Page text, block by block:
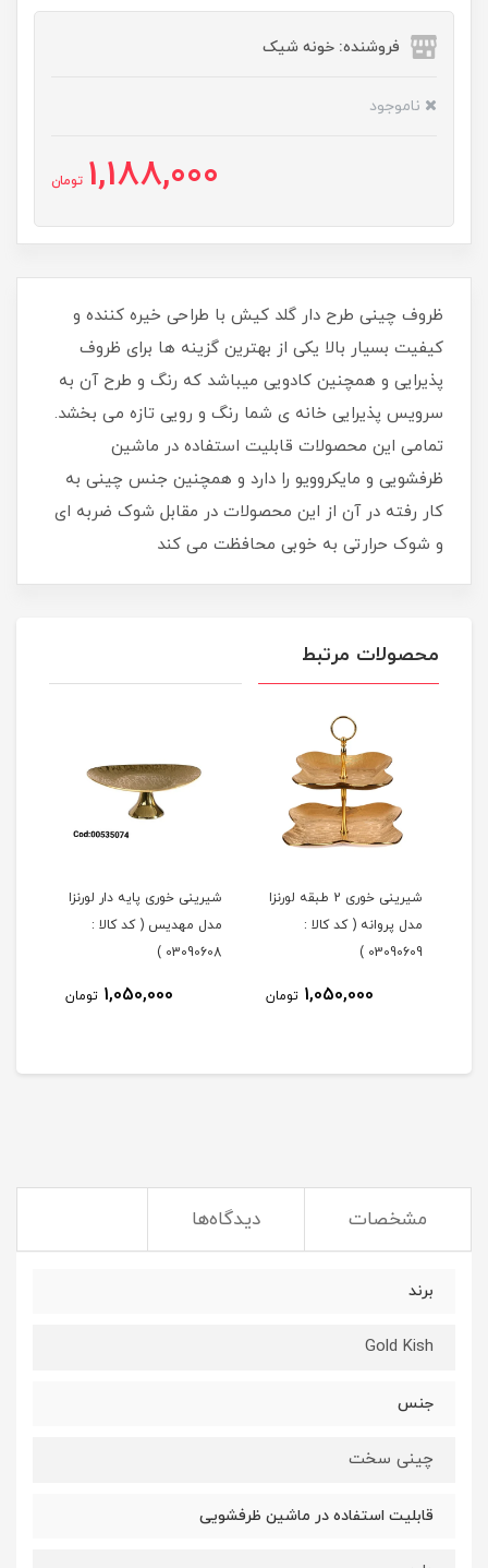
فروشنده: خونه شیک
ناموجود
1,188,000 تومان
ظروف چینی طرح دار گلد کیش با طراحی خیره کننده و
کیفیت بسیار بالا یکی از بهترین گزینه ها برای ظروف
پذیرایی و همچنین کادویی میباشد که رنگ و طرح آن به
سرویس پذیرایی خانه ی شما رنگ و رویی تازه می بخشد.
تمامی این محصولات قابلیت استفاده در ماشین
ظرفشویی و مایکروویو را دارد و همچنین جنس چینی به
کار رفته در آن از این محصولات در مقابل شوک ضربه ای
و شوک حرارتی به خوبی محافظت می کند
محصولات مرتبط
شیرینی خوری 2 طبقه لورنزا
مدل پروانه ( کد کالا :
03090609 )
1,050,000 تومان
شیرینی خوری پایه دار لورنزا
مدل مهدیس ( کد کالا :
03090608 )
1,050,000 تومان
مشخصات دیدگاه‌ها
برند
Gold Kish
جنس
چینی سخت
قابلیت استفاده در ماشین ظرفشویی